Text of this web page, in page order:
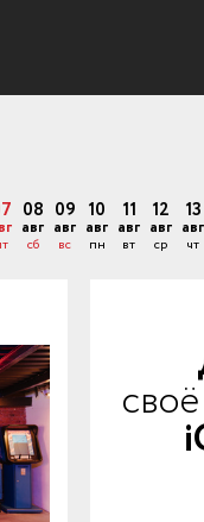
08
авг
сб
09
авг
вс
10
авг
пн
11
авг
вт
12
авг
ср
13
авг
чт